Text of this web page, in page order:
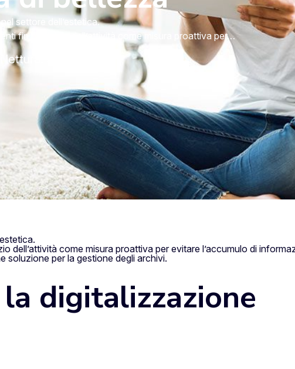
settore dell’estetica.
fin dall’inizio dell’attività come misura proattiva per…
lettura: 3 min
dell’attività come misura proattiva per evitare l’accumulo di
soluzione per la gestione degli archivi.
digitalizzazione